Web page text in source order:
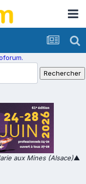
aux Mines (Alsace)▲